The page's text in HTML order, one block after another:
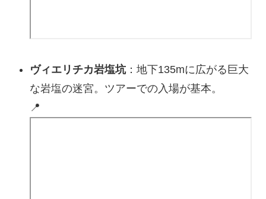
ヴィエリチカ岩塩坑：地下135mに広がる巨大
な岩塩の迷宮。ツアーでの入場が基本。
📍